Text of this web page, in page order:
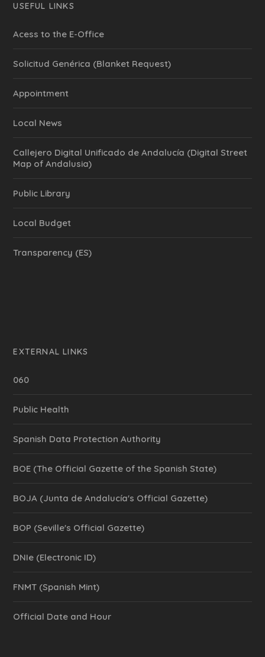
USEFUL LINKS
Acess to the E-Office
Solicitud Genérica (Blanket Request)
Appointment
Local News
Callejero Digital Unificado de Andalucía (Digital Street
Map of Andalusia)
Public Library
Local Budget
Transparency (ES)
EXTERNAL LINKS
060
Public Health
Spanish Data Protection Authority
BOE (The Official Gazette of the Spanish State)
BOJA (Junta de Andalucía's Official Gazette)
BOP (Seville's Official Gazette)
DNIe (Electronic ID)
FNMT (Spanish Mint)
Official Date and Hour